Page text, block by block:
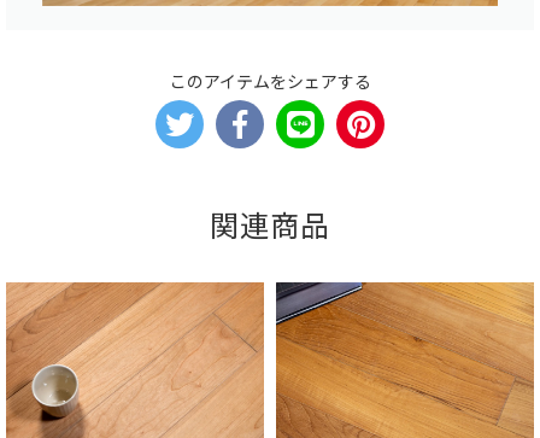
このアイテムをシェアする
関連商品